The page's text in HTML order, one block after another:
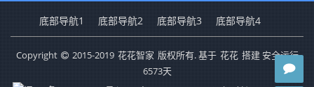
底部导航1 底部导航2 底部导航3 底部导航4
Copyright 2015-2019 花花智家 版权所有. 基于 花花 搭建 安全运行
6573天